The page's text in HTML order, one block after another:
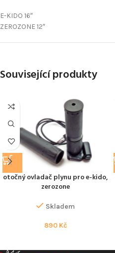
E-KIDO 16″
ZEROZONE 12″
Související produkty
otočný ovladač plynu pro e-kido,
zerozone
Skladem
890 Kč